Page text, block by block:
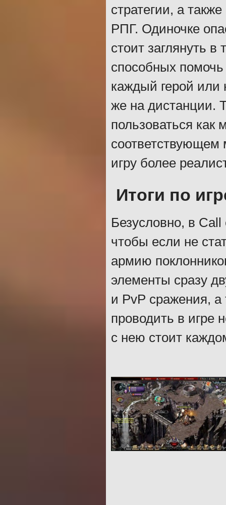
стратегии, а
РПГ. Одиночке
стоит заглянуть
способных
каждый герой или
же на дистанции.
пользоваться как
игру более
Итоги по
Безусловно, в
чтобы если не
армию
элементы сразу
и PvP сражения, а
проводить в игре
с нею стоит